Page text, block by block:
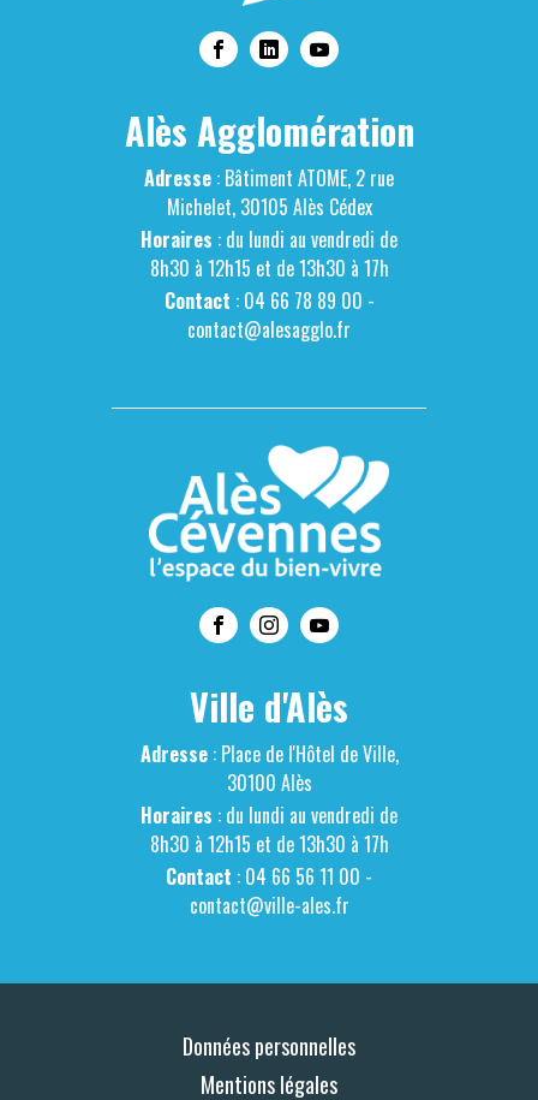
Alès Agglomération
Adresse : Bâtiment ATOME, 2 rue
Michelet, 30105 Alès Cédex
Horaires : du lundi au vendredi de
8h30 à 12h15 et de 13h30 à 17h
Contact : 04 66 78 89 00 -
contact@alesagglo.fr
Ville d'Alès
Adresse: Place de l'Hôtel de Ville,
30100 Alès
Horaires : du lundi au vendredi de
8h30 à 12h15 et de 13h30 à 17h
Contact : 04 66 56 11 00 -
contact@ville-ales.fr
Données personnelles
Mentions légales